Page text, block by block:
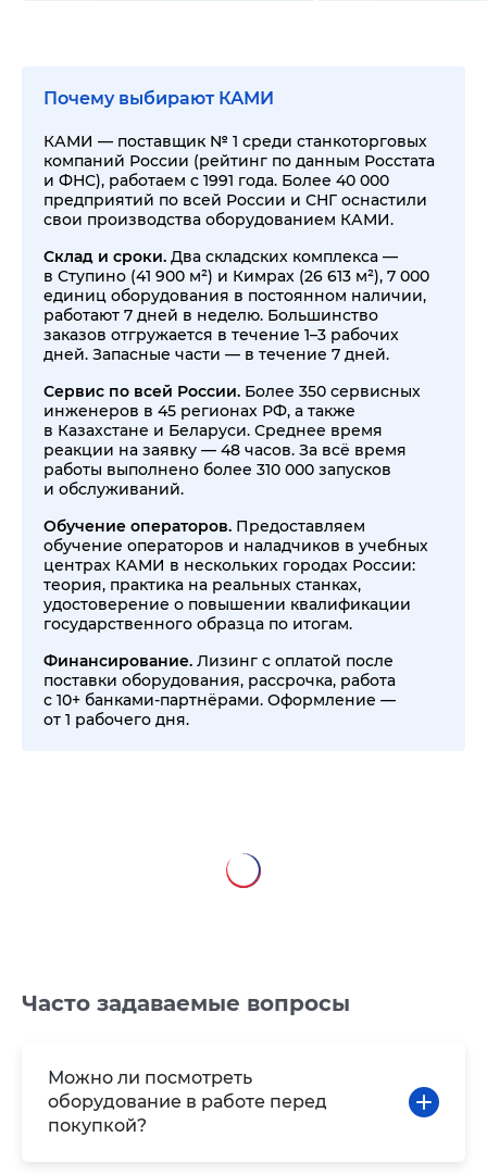
Почему выбирают КАМИ
КАМИ — поставщик № 1 среди станкоторговых
компаний России (рейтинг по данным Росстата
и ФНС), работаем с 1991 года. Более 40 000
предприятий по всей России и СНГ оснастили
свои производства оборудованием КАМИ.
Склад и сроки. Два складских комплекса —
в Ступино (41 900 м²) и Кимрах (26 613 м²), 7 000
единиц оборудования в постоянном наличии,
работают 7 дней в неделю. Большинство
заказов отгружается в течение 1–3 рабочих
дней. Запасные части — в течение 7 дней.
Сервис по всей России. Более 350 сервисных
инженеров в 45 регионах РФ, а также
в Казахстане и Беларуси. Среднее время
реакции на заявку — 48 часов. За всё время
работы выполнено более 310 000 запусков
и обслуживаний.
Обучение операторов. Предоставляем
обучение операторов и наладчиков в учебных
центрах КАМИ в нескольких городах России:
теория, практика на реальных станках,
удостоверение о повышении квалификации
государственного образца по итогам.
Финансирование. Лизинг с оплатой после
поставки оборудования, рассрочка, работа
с 10+ банками-партнёрами. Оформление —
от 1 рабочего дня.
Часто задаваемые вопросы
Можно ли посмотреть
оборудование в работе перед
покупкой?